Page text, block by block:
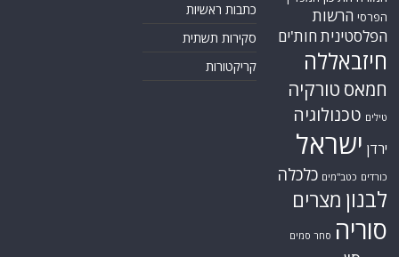
הפרסי הרשות
הפלסטיניתחות'ים
חיזבאללה
חמאס טורקיה
טילים טכנולוגיה
ירדן ישראל
כורדים כטב"מים כלכלה
לבנון מצרים
סוריה סחר סמים
כתבות ראשיות
סקירות תשתית
קריקטורות